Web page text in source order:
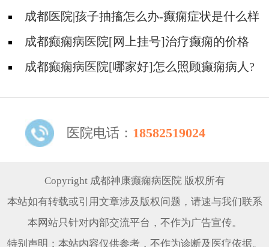
戊酸钠常见的不良反应有哪些?
成都医院|孩子抽搐怎么办-癫痫症状是什么样
的?成都癫痫病医院[网上挂号]治疗癫痫的价格
是多少?
成都癫痫病医院[哪家好]怎么照顾癫痫病人?
医院电话： 18582519024
Copyright 成都神康癫痫病医院 版权所有
本站如有转载或引用文章涉及版权问题，请速与我们联系
本网站只针对内部交流平台，不作为广告宣传。
特别声明：本站内容仅供参考，不作为诊断及医疗依据。